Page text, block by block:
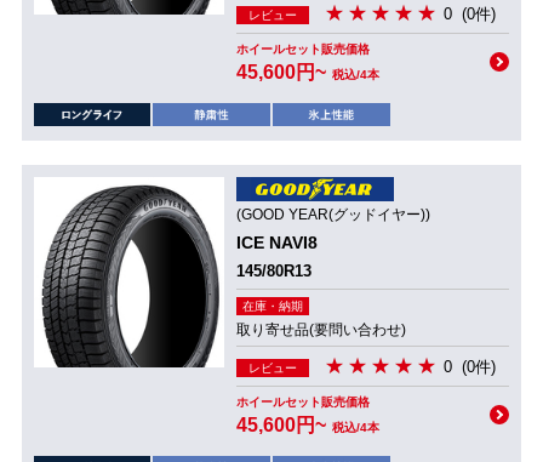
レビュー 0 (0件)
ホイールセット販売価格
45,600円~ 税込/4本
(GOOD YEAR(グッドイヤー))
ICE NAVI8
145/80R13
在庫・納期
取り寄せ品(要問い合わせ)
レビュー 0 (0件)
ホイールセット販売価格
45,600円~ 税込/4本